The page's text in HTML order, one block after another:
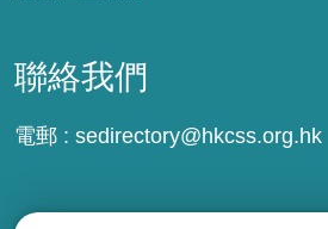
聯絡我們
電郵 : sedirectory@hkcss.org.hk